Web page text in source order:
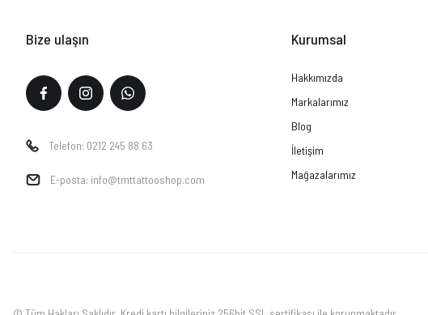
Bize ulaşın
Telefon: 0212 245 88 63
E-posta: info@tmttattooshop.com
Kurumsal
Hakkımızda
Markalarımız
Blog
İletişim
Mağazalarımız